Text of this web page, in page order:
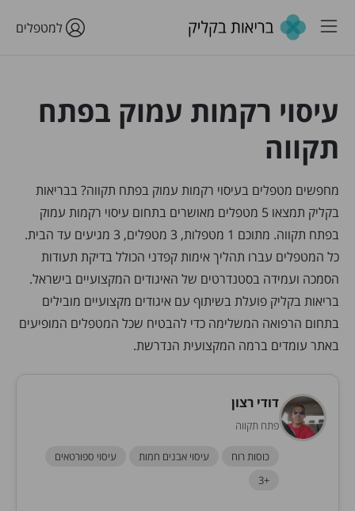
למטפלים
עיסוי רקמות עמוק בפתח
תקווה
מחפשים מטפלים בעיסוי רקמות עמוק בפתח תקווה? בבריאות
בקליק תמצאו 5 מטפלים מאושרים בתחום עיסוי רקמות עמוק
בפתח תקווה. מתוכם 1 מטפלות, 3 מטפלים, 3 מגיעים עד הבית.
כל המטפלים עברו תהליך אימות קפדני הכולל בדיקת תעודות
הסמכה ועמידה בסטנדרטים של האיגודים המקצועיים בישראל.
בריאות בקליק פועלת בשיתוף עם איגודים מקצועיים מובילים
בתחום הרפואה המשלימה כדי להבטיח שכל המטפלים המופיעים
באתר עומדים ברמה המקצועית הנדרשת.
דודי רצון
פתח תקווה
כוסות רוח עיסוי אבנים חמות
עיסוי ספורטאים
+3